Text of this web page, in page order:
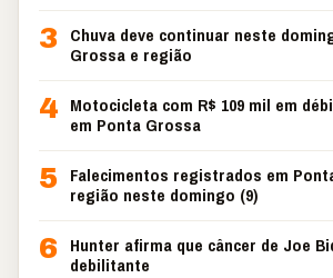
3 Chuva deve continuar neste
Grossa e região
4 Motocicleta com R$ 109 mil em
em Ponta Grossa
5 Falecimentos registrados em
região neste domingo (9)
6 Hunter afirma que câncer de Joe
debilitante